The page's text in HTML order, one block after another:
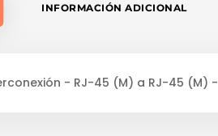
INFORMACIÓN ADICIONAL
- RJ-45 (M) a RJ-45 (M)